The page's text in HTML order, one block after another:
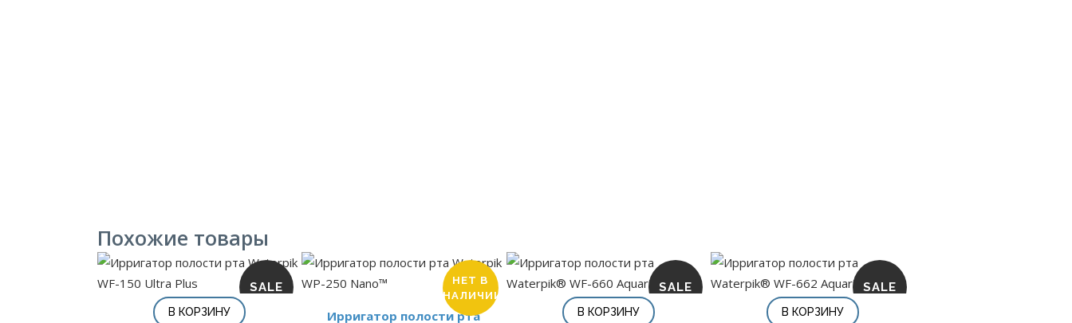
Похожие товары
SALE
В КОРЗИНУ
НЕТ В
НАЛИЧИИ
Ирригатор полости рта
SALE
В КОРЗИНУ
SALE
В КОРЗИНУ